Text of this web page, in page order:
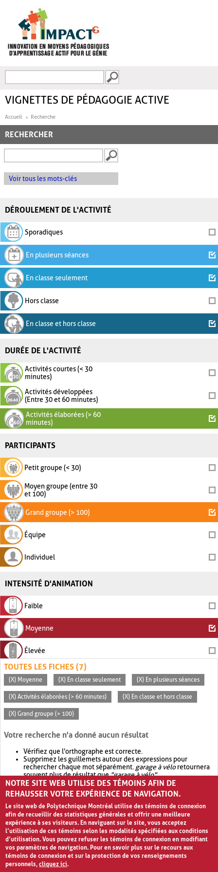
FORMULAIRE DE
VIGNETTES DE PÉDAGOGIE ACTIVE
Accueil Recherche
RECHERCHER
Voir tous les mots-clés
DÉROULEMENT DE L'ACTIVITÉ
Sporadiques
En plusieurs séances
En classe seulement
Hors classe
En classe et hors classe
DURÉE DE L'ACTIVITÉ
Activités courtes (< 30
minutes)
Activités développées
(Entre 30 et 60 minutes)
Activités élaborées (> 60
minutes)
PARTICIPANTS
Petit groupe (< 30)
Moyen groupe (entre 30
et 100)
Grand groupe (> 100)
Équipe
Individuel
INTENSITÉ D'ANIMATION
Faible
Moyenne
Élevée
TOUTES LES FICHES (7)
(X) Moyenne (X) En classe seulement (X) En plusieurs séances
(X) Activités élaborées (> 60 minutes) (X) En classe et hors classe
(X) Grand groupe (> 100)
Votre recherche n'a donné aucun résultat
Vérifiez que l'orthographe est correcte.
Supprimez les guillemets autour des expressions pour
rechercher chaque mot séparément. garage à véloretournera
souvent plus de résultat que"garage à vélo".
Envisagez d'élargir votre recherche avec OR.garage OR vélo
retournera souvent plus de résultat quegarage à vélo
NOTRE SITE WEB UTILISE DES TÉMOINS AFIN DE
REHAUSSER VOTRE EXPÉRIENCE DE NAVIGATION.
Le site web de Polytechnique Montréal utilise des témoins de connexion
afin de recueillir des statistiques générales et offrir une meilleure
expérience à ses visiteurs. En naviguant sur le site, vous acceptez
l’utilisation de ces témoins selon les modalités spécifiées aux conditions
d’utilisation. Vous pouvez refuser les témoins de connexion en modifiant
vos paramètres de navigation. Pour en savoir plus sur le recours aux
témoins de connexion et sur la protection de vos renseignements
personnels,cliquez ici.